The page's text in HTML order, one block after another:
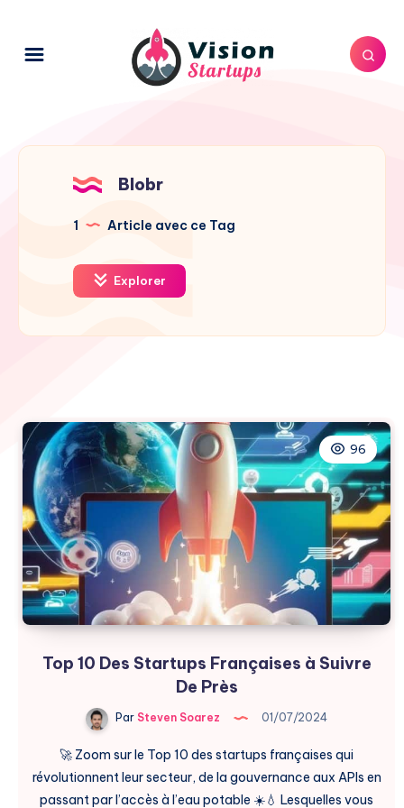
Blobr
1 Article avec ce Tag
Explorer
96
Top 10 Des Startups Françaises à Suivre
De Près
Par Steven Soarez 01/07/2024
🚀 Zoom sur le Top 10 des startups françaises qui
révolutionnent leur secteur, de la gouvernance aux APIs en
passant par l’accès à l’eau potable ☀️💧 Lesquelles vous